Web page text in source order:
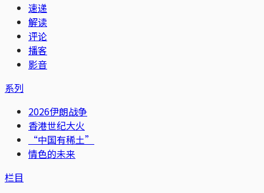
速递
解读
评论
播客
影音
系列
2026伊朗战争
香港世纪大火
“中国有稀土”
情色的未来
栏目